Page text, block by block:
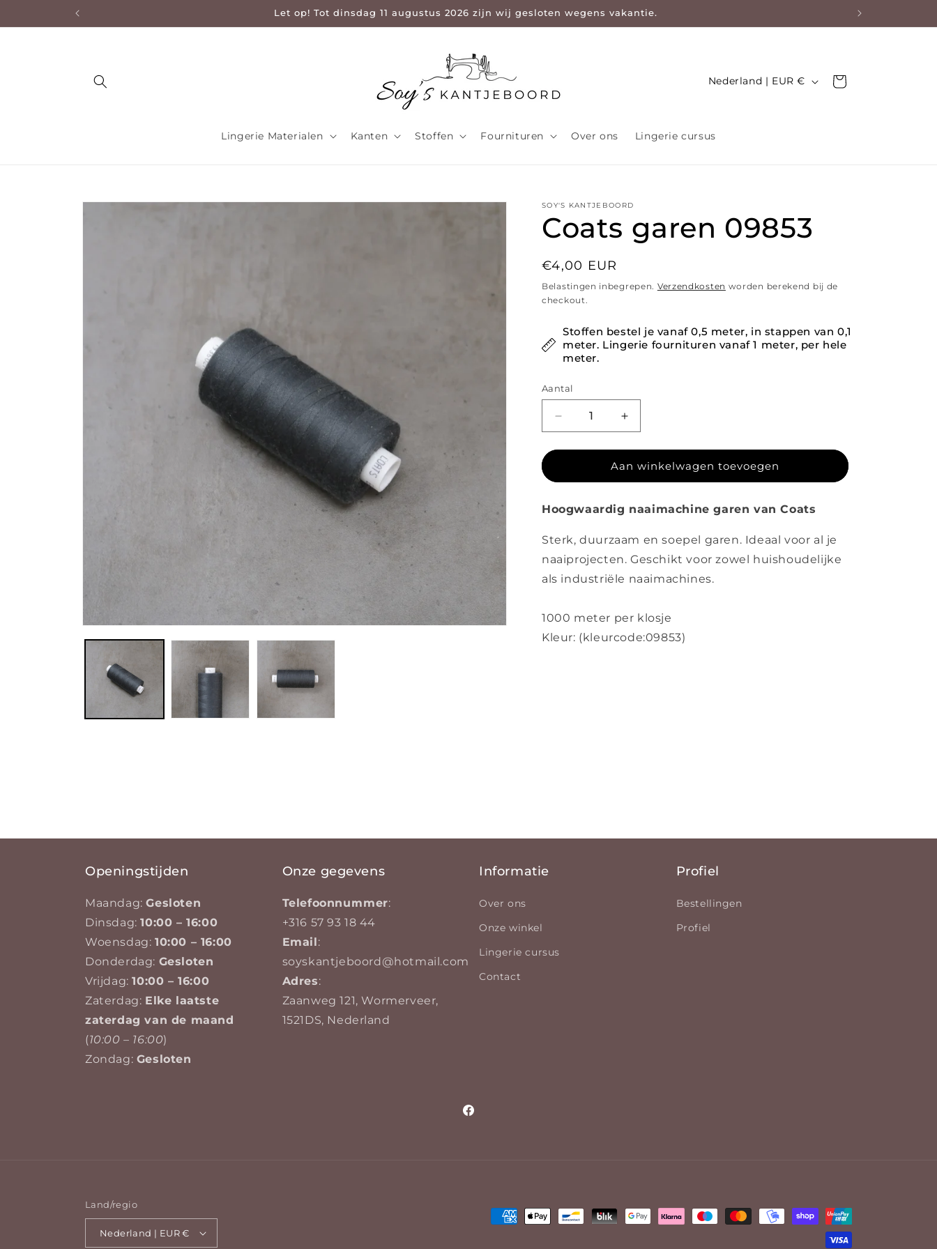
naar de content Let op! Tot dinsdag 11 augustus 2026 zijn wij gesloten wegens vakantie.
Lingerie Materialen Kanten Stoffen Fournituren Over ons Lingerie cursus
Land/regio Nederland | EUR €Winkelwagen
SOY'S KANTJEBOORD
Coats garen 09853
Normale prijs
€4,00 EUR
Belastingen inbegrepen. Verzendkosten worden berekend bij de
checkout.
Stoffen bestel je vanaf 0,5 meter, in stappen van 0,1
meter. Lingerie fournituren vanaf 1 meter, per hele
meter.
Aantal
Aantal verlagen voor Coats garen 09853
Aantal verhogen voor Coats garen 09853
Aan winkelwagen toevoegen
Hoogwaardig naaimachine garen van Coats
Sterk, duurzaam en soepel garen. Ideaal voor al je
naaiprojecten. Geschikt voor zowel huishoudelijke
als industriële naaimachines.
1000 meter per klosje
Kleur: (kleurcode:09853)
Openingstijden
Maandag:Gesloten
Dinsdag:10:00 – 16:00
Woensdag: 10:00 – 16:00
Donderdag: Gesloten
Vrijdag:10:00 – 16:00
Zaterdag: Elke laatste
zaterdag van de maand
(10:00 – 16:00)
Zondag: Gesloten
Onze gegevens
Telefoonnummer:
+316 57 93 18 44
Email:
soyskantjeboord@hotmail.com
Adres:
Zaanweg 121, Wormerveer,
1521DS, Nederland
Informatie
Over ons
Onze winkel
Lingerie cursus
Contact
Profiel
Bestellingen
Profiel
Facebook
Land/regio
Nederland | EUR €
Betaalmethoden